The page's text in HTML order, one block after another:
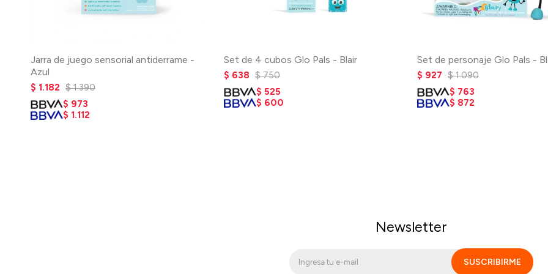
Jarra de juego sensorial antiderrame -
Azul
$ 1.182 $ 1.390
$ 973
$ 1.112
Set de 4 cubos Glo Pals - Blair
$ 638 $ 750
$ 525
$ 600
Set de personaje Glo Pals -
$ 927 $ 1.090
$ 763
$ 872
Newsletter
SUSCRIBIRME